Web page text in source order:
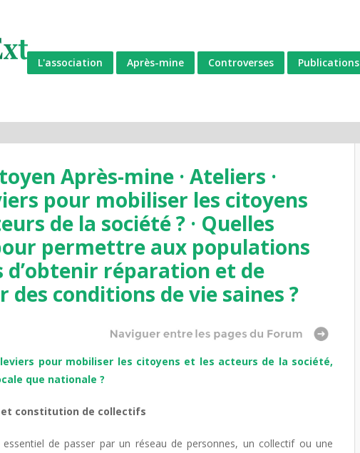
L'association Après-mine Controverses Publications
Après-mine · Ateliers ·
pour mobiliser les citoyens
de la société ? · Quelles
permettre aux populations
d’obtenir réparation et de
des conditions de vie saines ?
leviers pour mobiliser les citoyens et les acteurs de la société,
que nationale ?
et constitution de collectifs
de passer par un réseau de personnes, un collectif ou une